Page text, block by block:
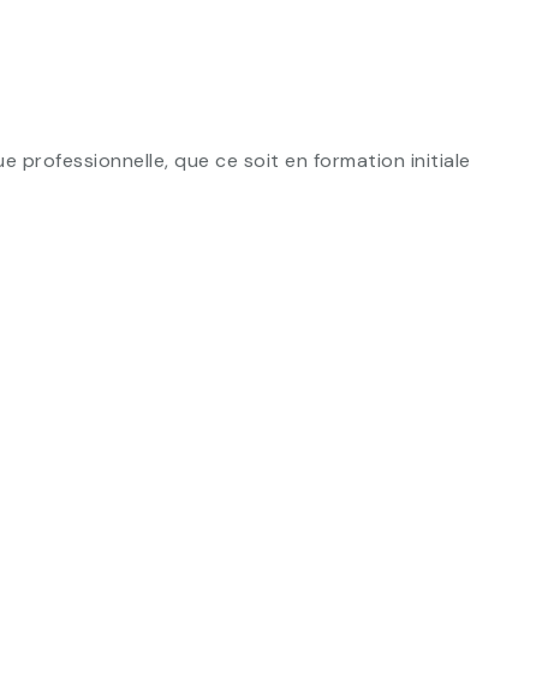
professionnelle, que ce soit en formation initiale